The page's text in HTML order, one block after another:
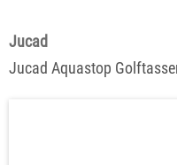
Jucad
Jucad Aquastop